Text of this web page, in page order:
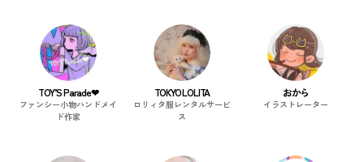
TOY’S Parade❤︎
ファンシー小物ハンドメイ
ド作家
TOKYO LOLITA
ロリィタ服レンタルサービ
ス
おから
イラストレーター